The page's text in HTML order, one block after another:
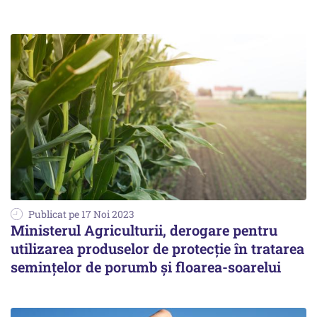
Publicat pe 17 Noi 2023
Ministerul Agriculturii, derogare pentru
utilizarea produselor de protecție în tratarea
semințelor de porumb și floarea-soarelui